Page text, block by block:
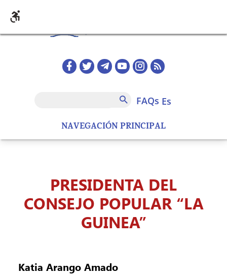
NAVEGACIÓN PRINCIPAL
Redes sociales home
FAQs
FAQs es
PRESIDENTA DEL
CONSEJO POPULAR “LA
GUINEA”
Katia Arango Amado